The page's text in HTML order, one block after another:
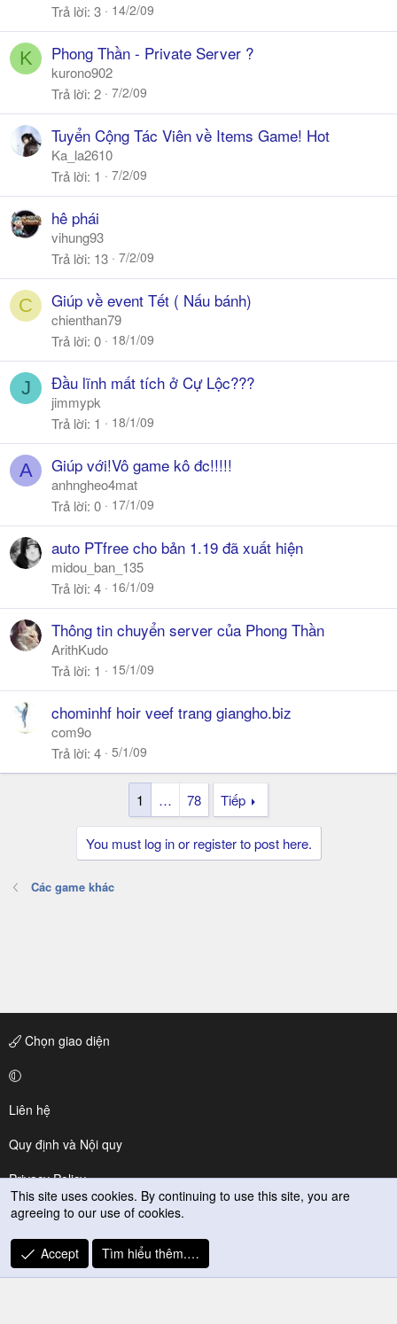
Trả lời 3 14/2/09
K Phong Thần - Private Server ?
kurono902
Trả lời 2 7/2/09
Tuyển Cộng Tác Viên về Items Game! Hot
Ka_la2610
Trả lời 1 7/2/09
hê phái
vihung93
Trả lời 13 7/2/09
C Giúp về event Tết ( Nấu bánh)
chienthan79
Trả lời 0 18/1/09
J Đầu lĩnh mất tích ở Cự Lộc???
jimmypk
Trả lời 1 18/1/09
A Giúp với!Vô game kô đc!!!!!
anhngheo4mat
Trả lời 0 17/1/09
auto PTfree cho bản 1.19 đã xuất hiện
midou_ban_135
Trả lời 4 16/1/09
Thông tin chuyển server của Phong Thần
ArithKudo
Trả lời 1 15/1/09
chominhf hoir veef trang giangho.biz
com9o
Trả lời 4 5/1/09
1 … 78 Tiếp
You must log in or register to post here.
Các game khác
Chọn giao diện
Liên hệ
Quy định và Nội quy
Privacy Policy
Trợ giúp
R
S
This site uses cookies. By continuing to use this site, you are
agreeing to our use of cookies.
Accept Tìm hiểu thêm.…